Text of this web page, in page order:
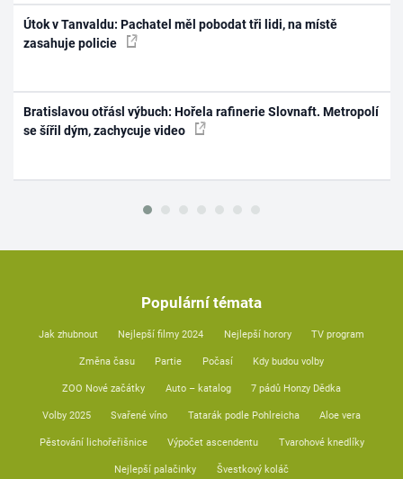
Útok v Tanvaldu: Pachatel měl pobodat tři lidi, na místě
zasahuje policie
Bratislavou otřásl výbuch: Hořela rafinerie Slovnaft. Metropolí
se šířil dým, zachycuje video
Populární témata
Jak zhubnout Nejlepší filmy 2024 Nejlepší horory TV program
Změna času Partie Počasí Kdy budou volby
ZOO Nové začátky Auto – katalog 7 pádů Honzy Dědka
Volby 2025 Svařené víno Tatarák podle Pohlreicha Aloe vera
Pěstování lichořeřišnice Výpočet ascendentu Tvarohové knedlíky
Nejlepší palačinky Švestkový koláč